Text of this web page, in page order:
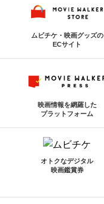
ムビチケ・映画グッズの
ECサイト
映画情報を網羅した
プラットフォーム
オトクなデジタル
映画鑑賞券